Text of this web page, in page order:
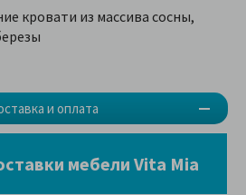
и оплата
кровати из массива сосны,
мебели Vita Mia